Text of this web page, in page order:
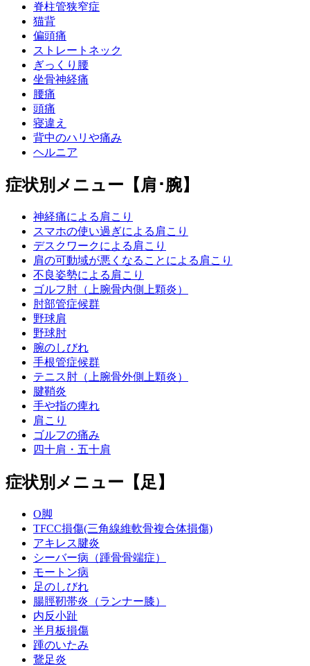
脊柱管狭窄症
猫背
偏頭痛
ストレートネック
ぎっくり腰
坐骨神経痛
腰痛
頭痛
寝違え
背中のハリや痛み
ヘルニア
症状別メニュー【肩･腕】
神経痛による肩こり
スマホの使い過ぎによる肩こり
デスクワークによる肩こり
肩の可動域が悪くなることによる肩こり
不良姿勢による肩こり
ゴルフ肘（上腕骨内側上顆炎）
肘部管症候群
野球肩
野球肘
腕のしびれ
手根管症候群
テニス肘（上腕骨外側上顆炎）
腱鞘炎
手や指の痺れ
肩こり
ゴルフの痛み
四十肩・五十肩
症状別メニュー【足】
O脚
TFCC損傷(三角線維軟骨複合体損傷)
アキレス腱炎
シーバー病（踵骨骨端症）
モートン病
足のしびれ
腸脛靭帯炎（ランナー膝）
内反小趾
半月板損傷
踵のいたみ
鵞足炎